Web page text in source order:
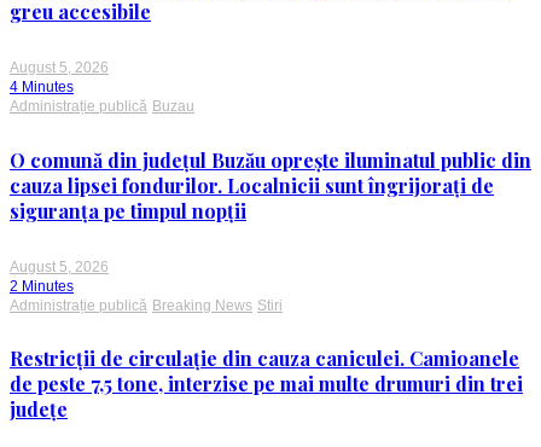
greu accesibile
August 5, 2026
4 Minutes
Administrație publică Buzau
O comună din județul Buzău oprește iluminatul public din
cauza lipsei fondurilor. Localnicii sunt îngrijorați de
siguranța pe timpul nopții
August 5, 2026
2 Minutes
Administrație publică Breaking News Stiri
Restricții de circulație din cauza caniculei. Camioanele
de peste 7,5 tone, interzise pe mai multe drumuri din trei
județe